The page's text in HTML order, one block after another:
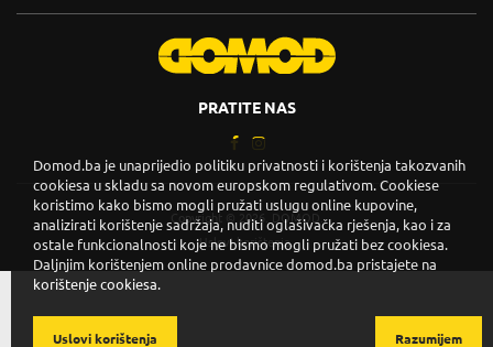
PRATITE NAS
Copyright © 2026. DOMOD.
Uslovi korištenja.
Domod.ba je unaprijedio politiku privatnosti i korištenja takozvanih
cookiesa u skladu sa novom europskom regulativom. Cookiese
koristimo kako bismo mogli pružati uslugu online kupovine,
analizirati korištenje sadržaja, nuditi oglašivačka rješenja, kao i za
ostale funkcionalnosti koje ne bismo mogli pružati bez cookiesa.
Daljnjim korištenjem online prodavnice domod.ba pristajete na
korištenje cookiesa.
Razumijem
Uslovi korištenja